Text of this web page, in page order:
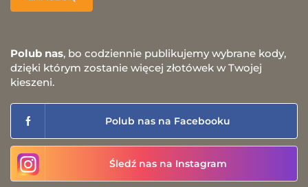
Polub nas, bo codziennie publikujemy wybrane kody,
dzięki którym zostanie więcej złotówek w Twojej
kieszeni.
Polub nas na Facebooku
Śledź nas na Instagram